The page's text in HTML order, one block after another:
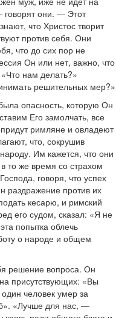
говорят они. — Этот
что Христос творит
против себя. Они
что до сих пор не
Он или нет, важно, что
нам делать?»
решительных мер?»
опасность, которую Он
Его замолчать, все
римляне и овладеют
что, сокрушив
Им кажется, что они
то же время со страхом
говоря, что успех
раздражение против их
кесарю, и римский
его судом, сказал: «Я не
попытка облечь
о народе и общем
решение вопроса. Он
присутствующих: «Вы
человек умер за
«Лучше для нас, —